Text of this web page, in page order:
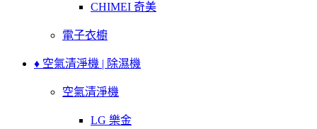
CHIMEI 奇美
電子衣櫥
♦ 空氣清淨機 | 除濕機
空氣清淨機
LG 樂金